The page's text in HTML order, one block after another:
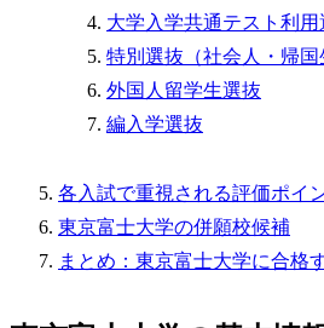
大学入学共通テスト利用
特別選抜（社会人・帰国
外国人留学生選抜
編入学選抜
各入試で重視される評価ポイ
東京富士大学の併願校候補
まとめ：東京富士大学に合格